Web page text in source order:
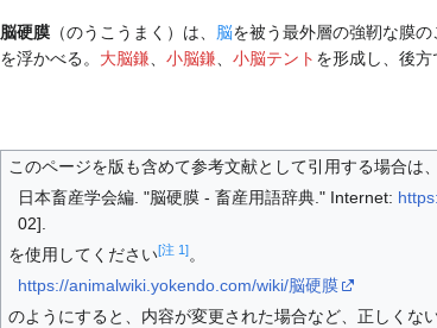
脳硬膜 （のうこうまく）は、 脳を被う最外層の強靭な膜の
を浮かべる。 大脳鎌 小脳鎌 小脳テント を形成し、後方
このページを版も含めて参考文献として引用する場合は、
日本畜産学会編. "脳硬膜 - 畜産用語辞典." Internet:
02].
を使用してください[注 1]。
https://animalwiki.yokendo.com/wiki/脳硬膜
のようにすると、内容が変更された場合など、正しくな